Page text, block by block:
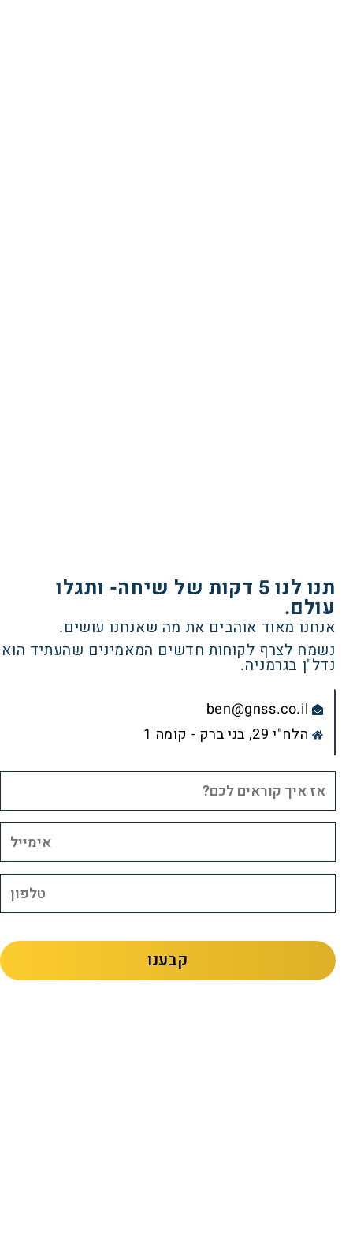
תנו לנו 5 דקות של שיחה- ותגלו
עולם.
אנחנו מאוד אוהבים את מה שאנחנו עושים.
נשמח לצרף לקוחות חדשים המאמינים שהעתיד הוא
נדל"ן בגרמניה.
ben@gnss.co.il
הלח"י 29, בני ברק - קומה 1